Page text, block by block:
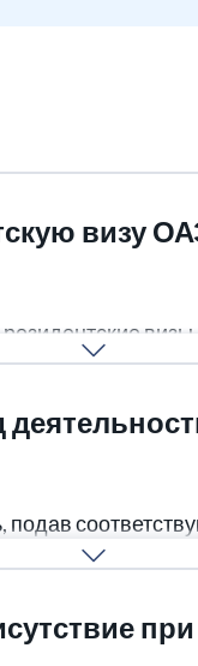
визу
от